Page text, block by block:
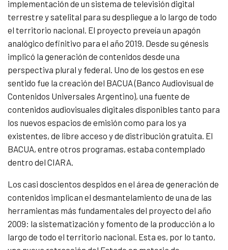
implementación de un sistema de televisión digital
terrestre y satelital para su despliegue a lo largo de todo
el territorio nacional. El proyecto preveía un apagón
analógico definitivo para el año 2019. Desde su génesis
implicó la generación de contenidos desde una
perspectiva plural y federal. Uno de los gestos en ese
sentido fue la creación del BACUA (Banco Audiovisual de
Contenidos Universales Argentino), una fuente de
contenidos audiovisuales digitales disponibles tanto para
los nuevos espacios de emisión como para los ya
existentes, de libre acceso y de distribución gratuita. El
BACUA, entre otros programas, estaba contemplado
dentro del CIARA.
Los casi doscientos despidos en el área de generación de
contenidos implican el desmantelamiento de una de las
herramientas más fundamentales del proyecto del año
2009: la sistematización y fomento de la producción a lo
largo de todo el territorio nacional. Esta es, por lo tanto,